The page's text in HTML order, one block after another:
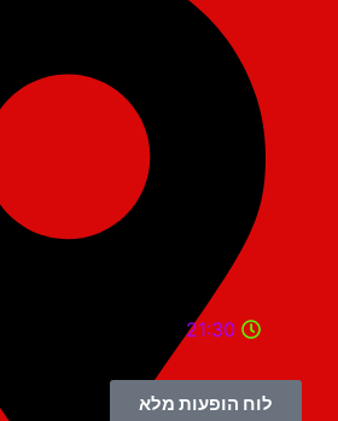
21:30
לוח הופעות מלא